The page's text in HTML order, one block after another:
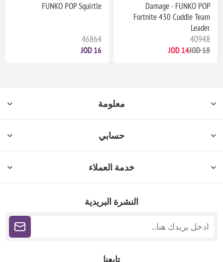
Damage - FUNKO POP
Fortnite 430 Cuddle Team
Leader
40948
18 JOD
14 JOD
FUNKO POP Squirtle
46864
16 JOD
معلومة
حسابي
خدمة العملاء
النشرة البريدية
تابعنا